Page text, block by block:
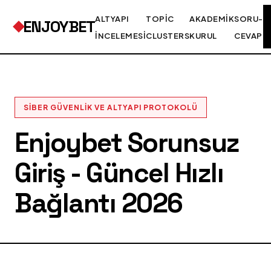
ENJOYBETALTYAPI
İNCELEMESI
TOPIC
CLUSTERS
AKADEMIK
KURUL
SORU-
CEVAP
SIBER GÜVENLIK VE ALTYAPI PROTOKOLÜ
Enjoybet Sorunsuz
Giriş - Güncel Hızlı
Bağlantı 2026